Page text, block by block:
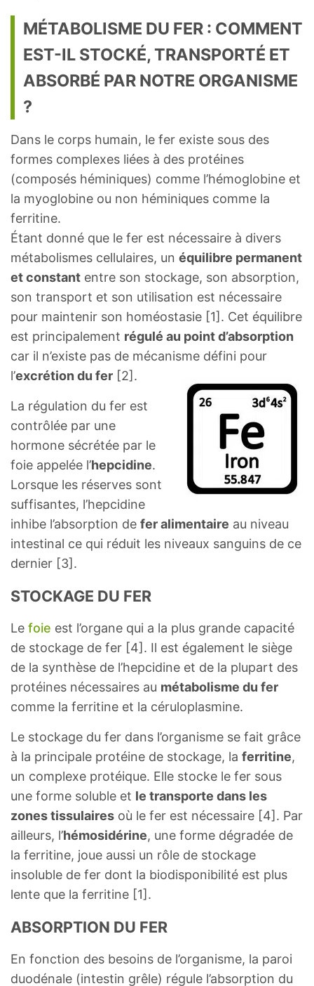
MÉTABOLISME DU FER : COMMENT
EST-IL STOCKÉ, TRANSPORTÉ ET
ABSORBÉ PAR NOTRE ORGANISME
?
Dans le corps humain, le fer existe sous des
formes complexes liées à des protéines
(composés héminiques) comme l’hémoglobine et
la myoglobine ou non héminiques comme la
ferritine.
Étant donné que le fer est nécessaire à divers
métabolismes cellulaires, un équilibre permanent
et constant entre son stockage, son absorption,
son transport et son utilisation est nécessaire
pour maintenir son homéostasie [1]. Cet équilibre
est principalement régulé au point d’absorption
car il n’existe pas de mécanisme défini pour
l’excrétion du fer [2].
La régulation du fer est
contrôlée par une
hormone sécrétée par le
foie appelée l’hepcidine.
Lorsque les réserves sont
suffisantes, l’hepcidine
inhibe l’absorption de fer alimentaire au niveau
intestinal ce qui réduit les niveaux sanguins de ce
dernier [3].
STOCKAGE DU FER
Le foie est l’organe qui a la plus grande capacité
de stockage de fer [4]. Il est également le siège
de la synthèse de l’hepcidine et de la plupart des
protéines nécessaires au métabolisme du fer
comme la ferritine et la céruloplasmine.
Le stockage du fer dans l’organisme se fait grâce
à la principale protéine de stockage, la ferritine,
un complexe protéique. Elle stocke le fer sous
une forme soluble et le transporte dans les
zones tissulaires où le fer est nécessaire [4]. Par
ailleurs, l’hémosidérine, une forme dégradée de
la ferritine, joue aussi un rôle de stockage
insoluble de fer dont la biodisponibilité est plus
lente que la ferritine [1].
ABSORPTION DU FER
En fonction des besoins de l’organisme, la paroi
duodénale (intestin grêle) régule l’absorption du